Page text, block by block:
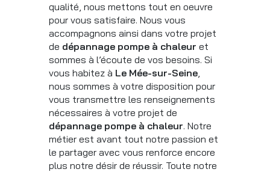
qualité, nous mettons tout en oeuvre
pour vous satisfaire. Nous vous
accompagnons ainsi dans votre projet
de dépannage pompe à chaleur et
sommes à l’écoute de vos besoins. Si
vous habitez à Le Mée-sur-Seine,
nous sommes à votre disposition pour
vous transmettre les renseignements
nécessaires à votre projet de
dépannage pompe à chaleur. Notre
métier est avant tout notre passion et
le partager avec vous renforce encore
plus notre désir de réussir. Toute notre